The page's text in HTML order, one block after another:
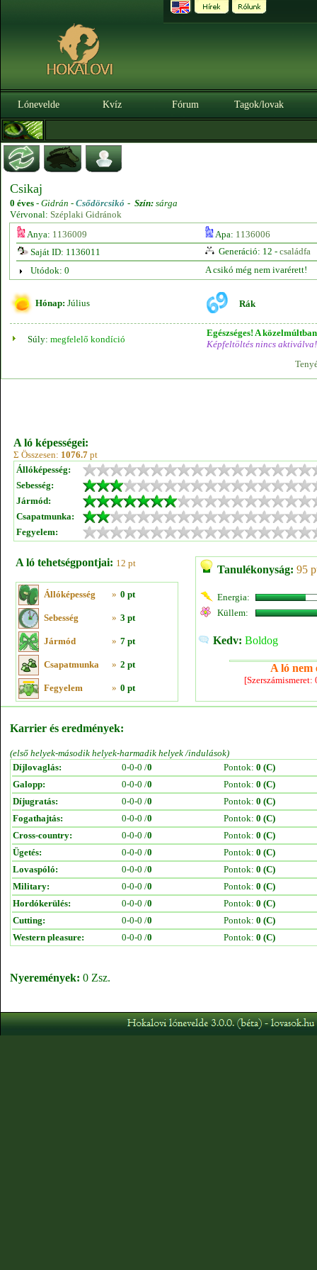
Lónevelde Kvíz Fórum Tagok/lovak
Csikaj
0 éves - Gidrán - Csődörcsikó - Szín: sárga
Vérvonal: Széplaki Gidránok
Anya: 1136009 Apa: 1136006
Saját ID: 1136011
Generáció: 12 - családfa
Utódok: 0
A csikó még nem ivarérett!
Hónap: Július Rák
Súly: megfelelő kondíció
Egészséges! A
Képfeltöltés nincs aktiválva!
A ló képességei:
Σ Összesen: 1076.7 pt
Állóképesség:
Sebesség:
Jármód:
Csapatmunka:
Fegyelem:
A ló tehetségpontjai: 12 pt
Állóképesség » 0 pt
Sebesség » 3 pt
Jármód » 7 pt
Csapatmunka » 2 pt
Fegyelem » 0 pt
Tanulékonyság: 95
Energia:
Küllem:
Kedv: Boldog
A ló nem
Karrier és eredmények:
(első helyek-második helyek-harmadik helyek /indulások)
Díjlovaglás:
0-0-0 /0 Pontok: 0 (C)
Galopp:
0-0-0 /0 Pontok: 0 (C)
Díjugratás:
0-0-0 /0 Pontok: 0 (C)
Fogathajtás:
0-0-0 /0 Pontok: 0 (C)
Cross-country:
0-0-0 /0 Pontok: 0 (C)
Ügetés:
0-0-0 /0 Pontok: 0 (C)
Lovaspóló:
0-0-0 /0 Pontok: 0 (C)
Military:
0-0-0 /0 Pontok: 0 (C)
Hordókerülés:
0-0-0 /0 Pontok: 0 (C)
Cutting:
0-0-0 /0 Pontok: 0 (C)
Western pleasure:
0-0-0 /0 Pontok: 0 (C)
Nyeremények: 0 Zsz.